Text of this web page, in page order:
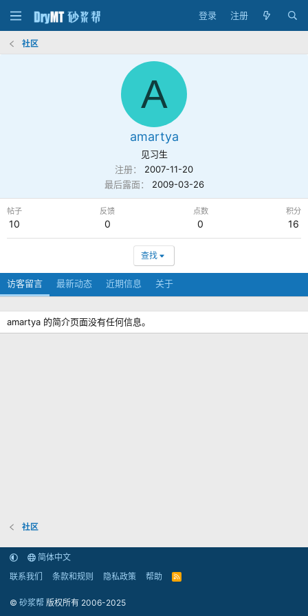
登录 注册
社区
A
amartya
见习生
注册
2007-11-20
最后露面
2009-03-26
帖子
10
反馈
0
点数
0
积分
16
查找
访客留言 最新动态 近期信息 关于
amartya 的简介页面没有任何信息。
社区
简体中文
联系我们
条款和规则 隐私政策 帮助
R
© 砂浆帮 版权所有 2006-2025